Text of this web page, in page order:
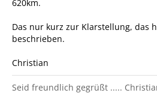
620km.
Das nur kurz zur Klarstellung, das
beschrieben.
Christian
Seid freundlich gegrüßt .....